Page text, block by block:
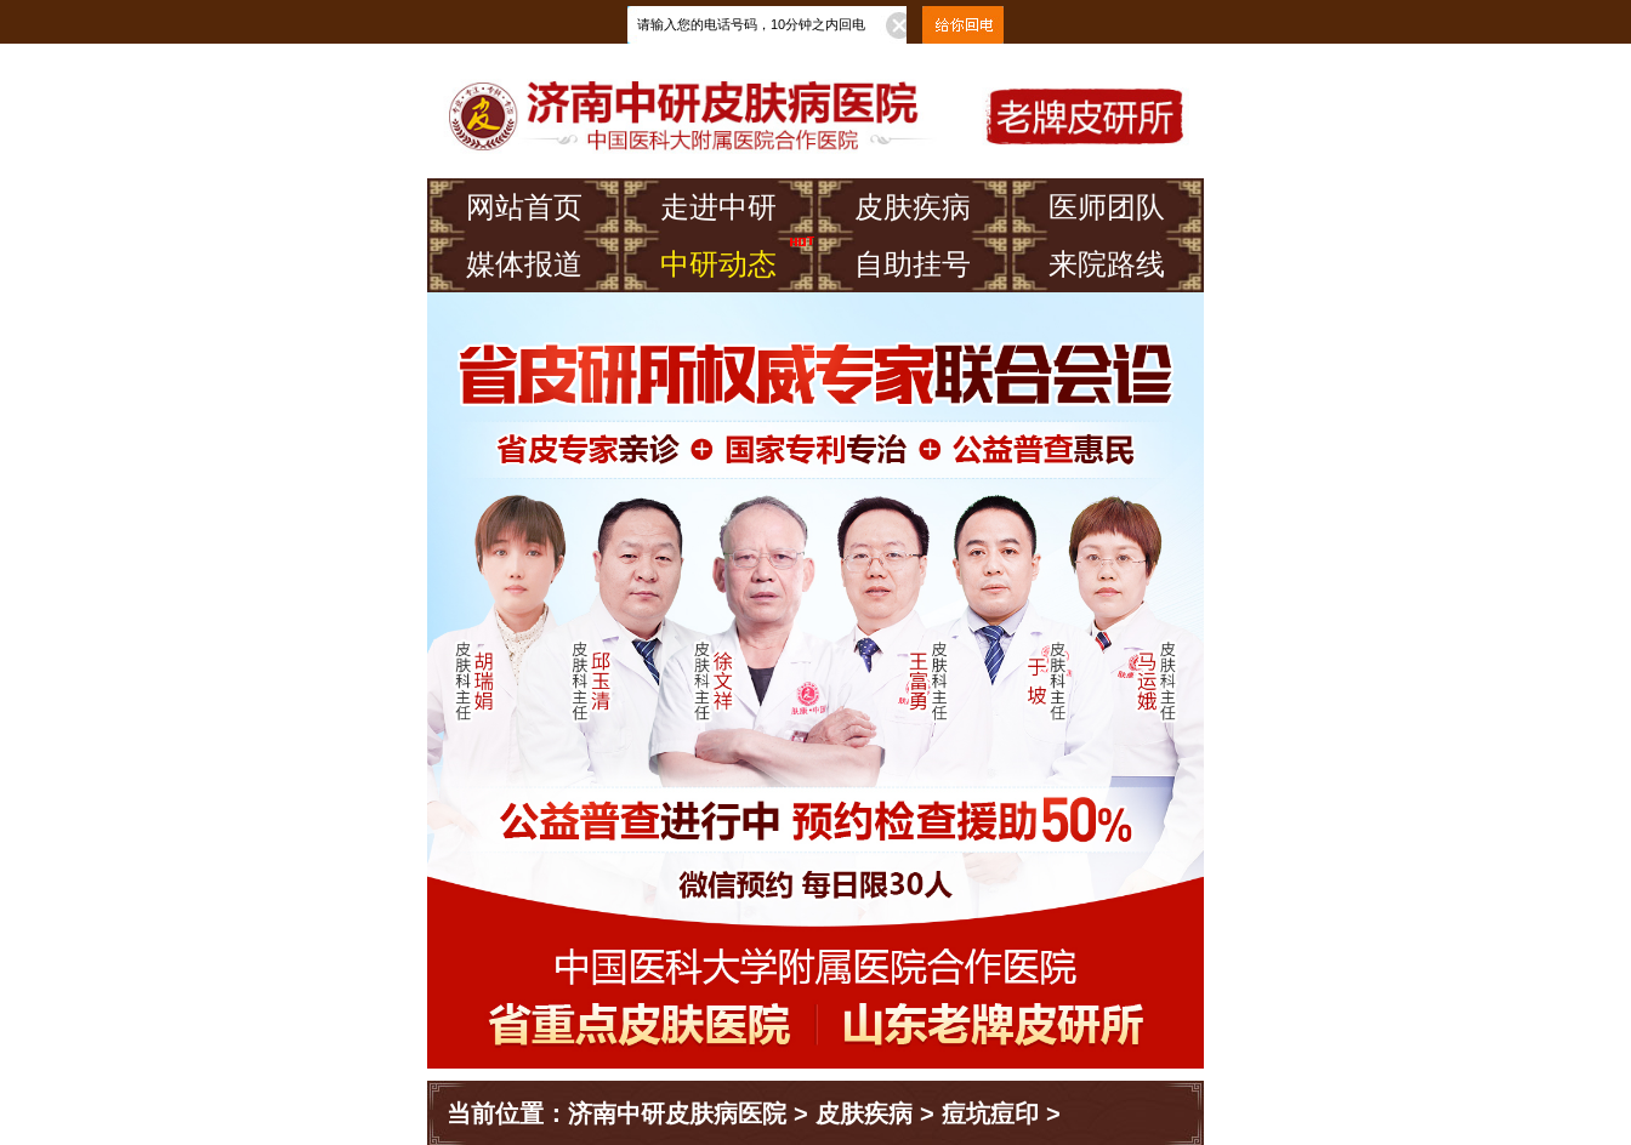
网站首页 走进中研 皮肤疾病
医师团队
媒体报道
中研动态 自助挂号 来院路线
当前位置： 济南中研皮肤病医院> 皮肤疾病 > 痘坑痘印 >